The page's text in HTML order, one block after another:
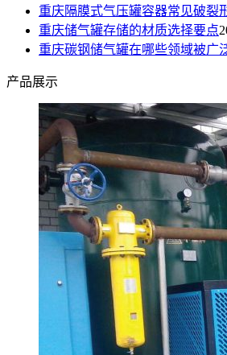
重庆隔膜式气压罐容器常见破裂
重庆储气罐存储的材质选择要点
重庆碳钢储气罐在哪些领域被广
产品展示